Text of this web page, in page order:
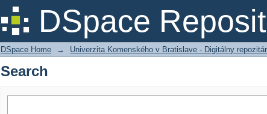
DSpace
Search
DSpace Home → Univerzita Komenského v Bratislave - Digitálny repozitár
Search